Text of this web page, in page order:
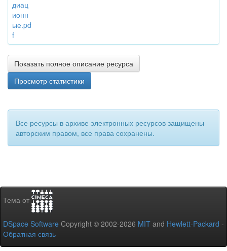
диац
ионн
ые.pd
f
Показать полное описание ресурса
Просмотр статистики
Все ресурсы в архиве электронных ресурсов защищены
авторским правом, все права сохранены.
Тема от
DSpace Software Copyright © 2002-2026 MIT and Hewlett-Packard -
Обратная связь